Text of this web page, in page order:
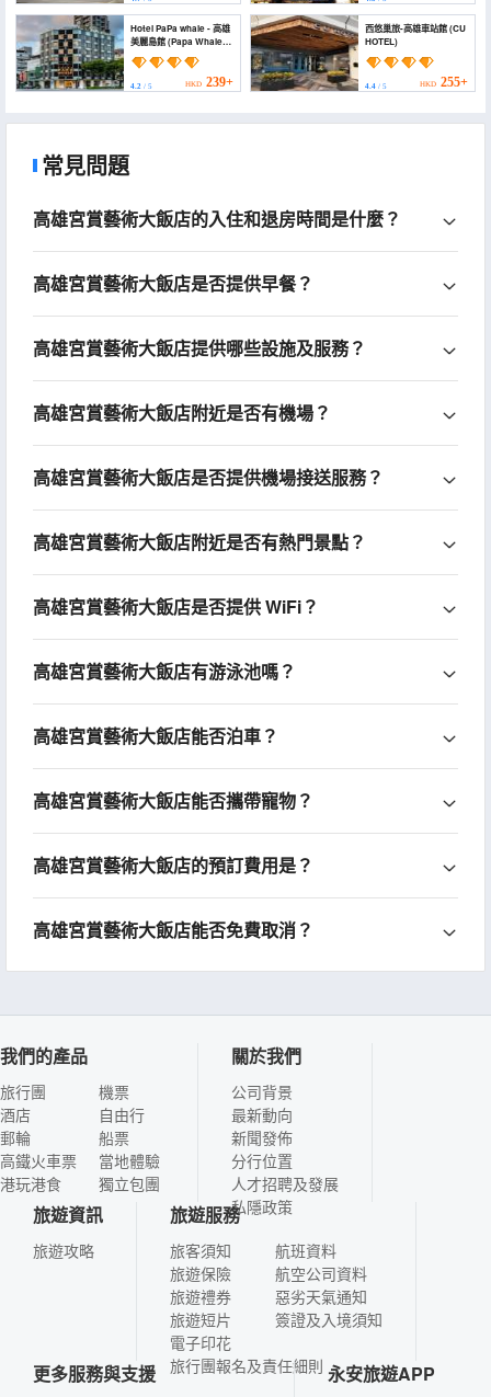
Hotel PaPa whale - 高雄
美麗島館 (Papa Whale-
Kaohsiung Formosa
Boulevard)
4.2 / 5 HKD 239+
西悠巢旅-高雄車站館 (CU
HOTEL)
4.4/ 5 HKD 255+
常見問題
高雄宮賞藝術大飯店的入住和退房時間是什麼？
高雄宮賞藝術大飯店是否提供早餐？
高雄宮賞藝術大飯店提供哪些設施及服務？
高雄宮賞藝術大飯店附近是否有機場？
高雄宮賞藝術大飯店是否提供機場接送服務？
高雄宮賞藝術大飯店附近是否有熱門景點？
高雄宮賞藝術大飯店是否提供 WiFi？
高雄宮賞藝術大飯店有游泳池嗎？
高雄宮賞藝術大飯店能否泊車？
高雄宮賞藝術大飯店能否攜帶寵物？
高雄宮賞藝術大飯店的預訂費用是？
高雄宮賞藝術大飯店能否免費取消？
我們的產品
旅行團
酒店
郵輪
高鐵火車票
港玩港食
機票
自由行
船票
當地體驗
獨立包團
關於我們
公司背景
最新動向
新聞發佈
分行位置
人才招聘及發展
私隱政策
旅遊資訊
旅遊攻略
旅遊服務
旅客須知
旅遊保險
旅遊禮券
旅遊短片
電子印花
航班資料
航空公司資料
惡劣天氣通知
簽證及入境須知
旅行團報名及責任細則
更多服務與支援 永安旅遊APP